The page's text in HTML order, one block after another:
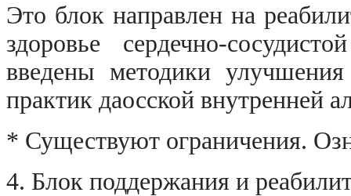
Это блок направлен на
здоровье сердечно-
введены методики
практик даосской внутренней
* Существуют ограничения.
4. Блок поддержания и